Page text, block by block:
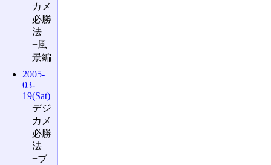
カメ
必勝
法
−風
景編
2005-
03-
19(Sat)
デジ
カメ
必勝
法
−ブ